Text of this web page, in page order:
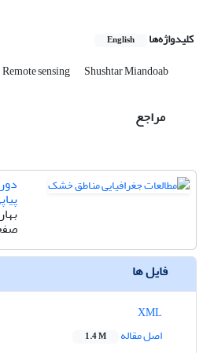
کلیدواژه‌ها English
Remote sensing Shushtar Miandoab
مراجع
بهار
فایل ها
اصل مقاله
1.4 M